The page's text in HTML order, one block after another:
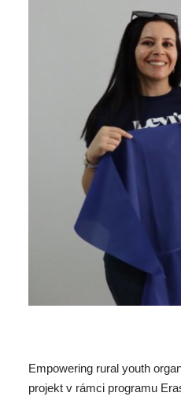
Empowering rural youth
projekt v rámci programu